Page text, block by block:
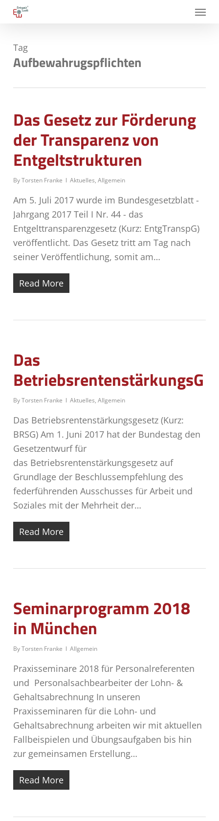
Skip
content
Menu
Tag
Aufbewahrugspflichten
Das Gesetz zur Förderung
der Transparenz von
Entgeltstrukturen
ByTorsten Franke Aktuelles, Allgemein
Am 5. Juli 2017 wurde im Bundesgesetzblatt -
Jahrgang 2017 Teil I Nr. 44 - das
Entgelttransparenzgesetz (Kurz: EntgTranspG)
veröffentlicht. Das Gesetz tritt am Tag nach
seiner Veröffentlichung, somit am…
Read More
Das
BetriebsrentenstärkungsG
ByTorsten Franke Aktuelles, Allgemein
Das Betriebsrentenstärkungsgesetz (Kurz:
BRSG) Am 1. Juni 2017 hat der Bundestag den
Gesetzentwurf für
das Betriebsrentenstärkungsgesetz auf
Grundlage der Beschlussempfehlung des
federführenden Ausschusses für Arbeit und
Soziales mit der Mehrheit der…
Read More
Seminarprogramm 2018
in München
ByTorsten Franke Allgemein
Praxisseminare 2018 für Personalreferenten
und Personalsachbearbeiter der Lohn- &
Gehaltsabrechnung In unseren
Praxisseminaren für die Lohn- und
Gehaltsabrechnung arbeiten wir mit aktuellen
Fallbeispielen und Übungsaufgaben bis hin
zur gemeinsamen Erstellung…
Read More